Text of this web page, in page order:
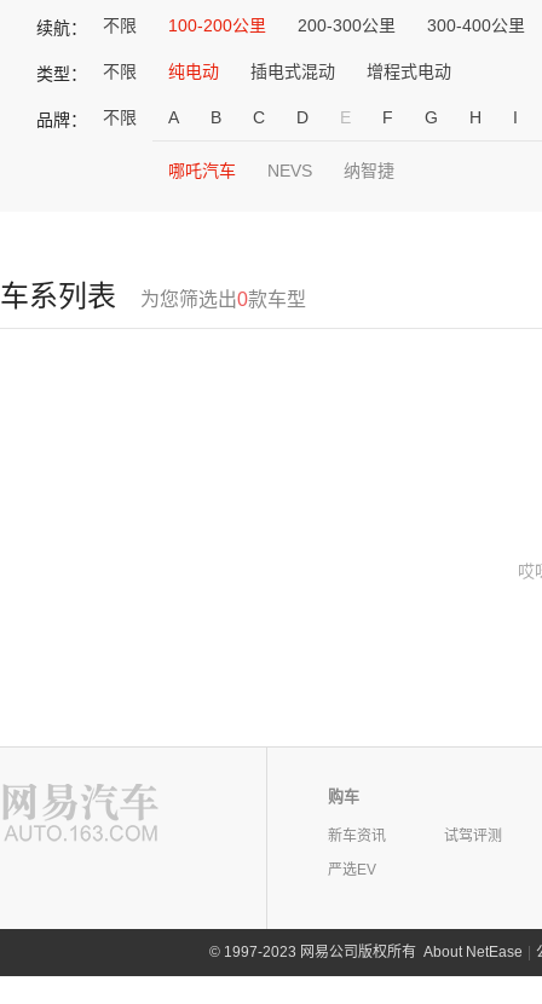
续航： 不限 100-200公里 200-300公里 300-400公里
类型： 不限 纯电动 插电式混动 增程式电动
品牌： 不限 A B C D E F G H I
哪吒汽车 NEVS 纳智捷
车系列表 为您筛选出0款车型
哎
购车
新车资讯
试驾评测
严选EV
©1997-2023 网易公司版权所有 About NetEase